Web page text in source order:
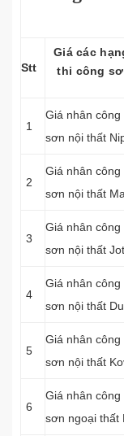
Stt
Giá các
thi công
1
Giá nhân
sơn nội thất
2
Giá nhân
sơn nội thất
3
Giá nhân
sơn nội thất
4
Giá nhân
sơn nội thất
5
Giá nhân
sơn nội thất
6
Giá nhân
sơn ngoại thất